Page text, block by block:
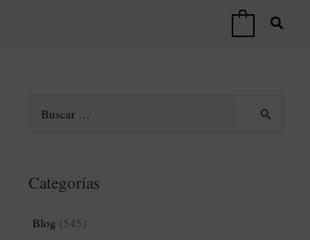
c
Categorías
Blog (545)